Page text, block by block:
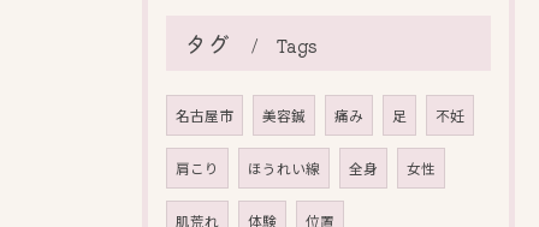
タグ Tags
名古屋市 美容鍼 痛み 足 不妊
肩こり ほうれい線 全身 女性
肌荒れ 体験 位置